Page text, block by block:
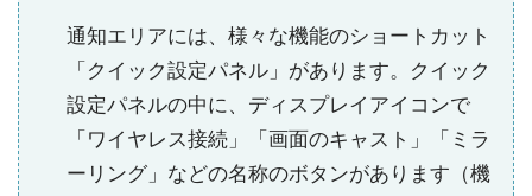
通知エリアには、様々な機能のショートカット
「クイック設定パネル」があります。クイック
設定パネルの中に、ディスプレイアイコンで
「ワイヤレス接続」「画面のキャスト」「ミラ
ーリング」などの名称のボタンがあります（機